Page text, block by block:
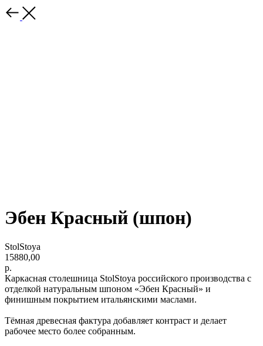
Эбен Красный (шпон)
StolStoya
15880,00
р.
Каркасная столешница StolStoya российского производства с
отделкой натуральным шпоном «Эбен Красный» и
финишным покрытием итальянскими маслами.
Тёмная древесная фактура добавляет контраст и делает
рабочее место более собранным.